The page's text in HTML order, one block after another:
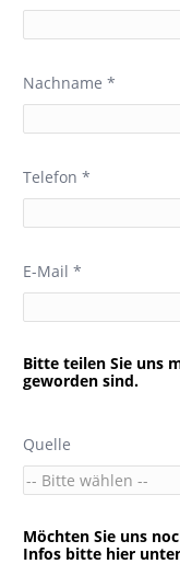
Nachname *
Telefon *
E-Mail *
Bitte teilen Sie uns
geworden sind.
Quelle
Möchten Sie uns
Infos bitte hier